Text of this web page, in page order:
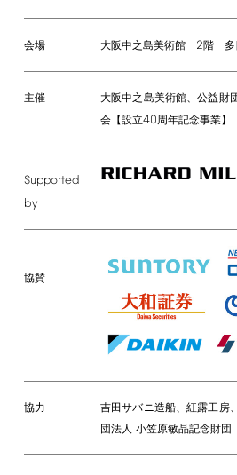
会場 大阪中之島美術館 2階 多
主催
大阪中之島美術館、公益財
会【設立40周年記念事業】
Supported
by
協賛
協力
吉田サバニ造船、紅露工房
団法人 小笠原敏晶記念財団